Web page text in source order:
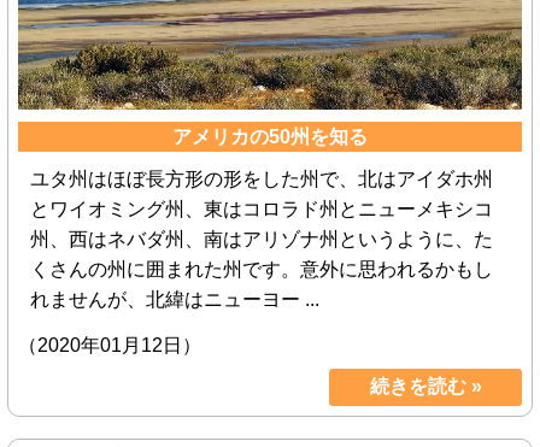
アメリカの50州を知る
ユタ州はほぼ長方形の形をした州で、北はアイダホ州
とワイオミング州、東はコロラド州とニューメキシコ
州、西はネバダ州、南はアリゾナ州というように、た
くさんの州に囲まれた州です。意外に思われるかもし
れませんが、北緯はニューヨー ...
（2020年01月12日）
続きを読む »